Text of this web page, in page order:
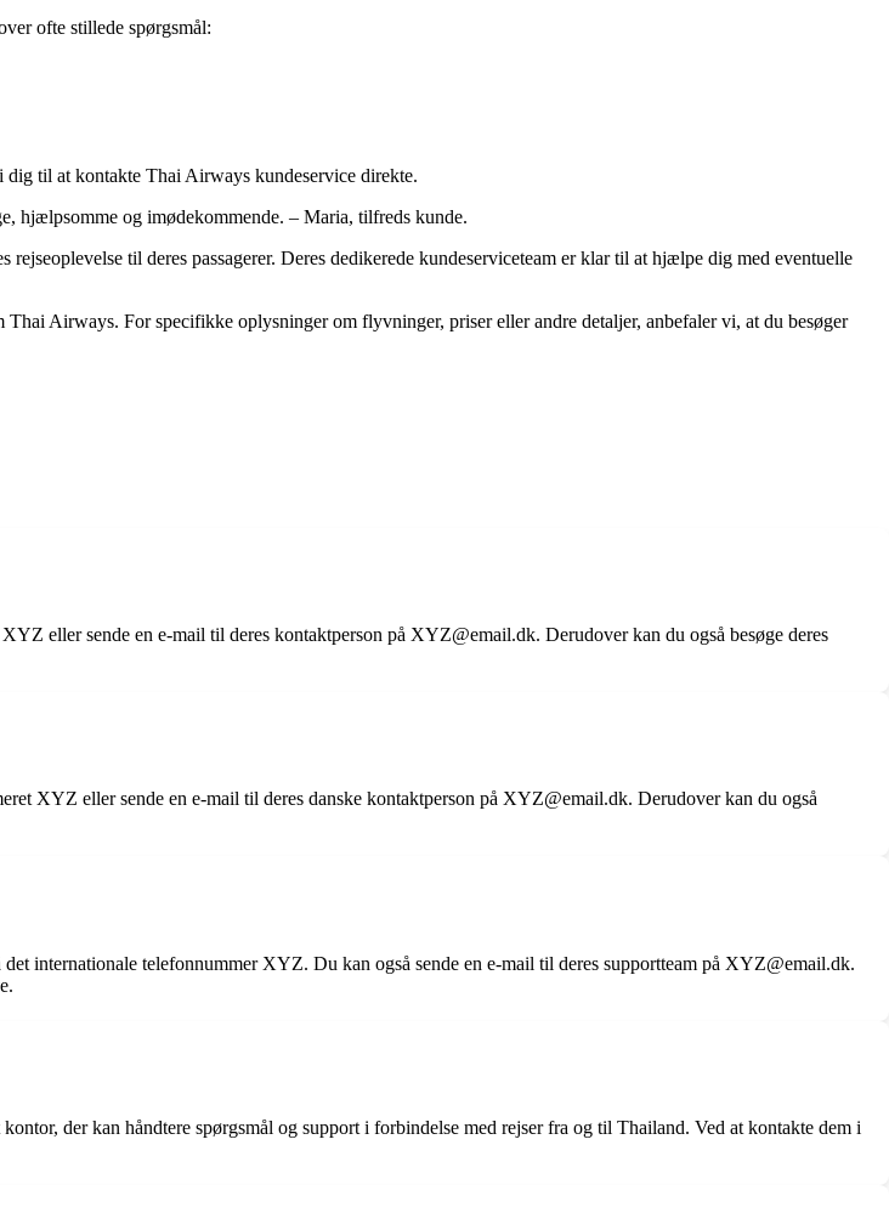
ofte stillede spørgsmål:
til at kontakte Thai Airways kundeservice direkte.
hjælpsomme og imødekommende. – Maria, tilfreds kunde.
til deres passagerer. Deres dedikerede kundeserviceteam er klar til at hjælpe dig med eventuelle
Airways. For specifikke oplysninger om flyvninger, priser eller andre detaljer, anbefaler vi, at du besøger
eller sende en e-mail til deres kontaktperson på XYZ@email.dk. Derudover kan du også besøge deres
XYZ eller sende en e-mail til deres danske kontaktperson på XYZ@email.dk. Derudover kan du også
internationale telefonnummer XYZ. Du kan også sende en e-mail til deres supportteam på XYZ@email.dk.
der kan håndtere spørgsmål og support i forbindelse med rejser fra og til Thailand. Ved at kontakte dem i